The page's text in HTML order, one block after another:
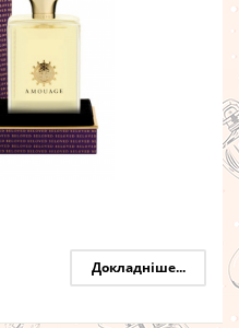
Докладніше...